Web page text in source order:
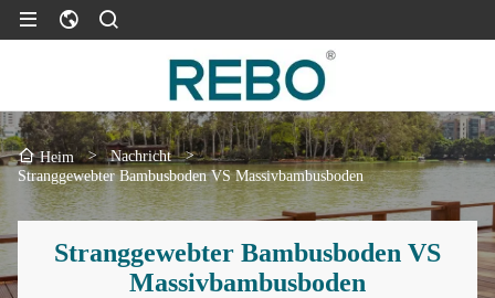
Heim > Nachricht
>
Stranggewebter Bambusboden VS Massivbambusboden
Stranggewebter Bambusboden VS
Massivbambusboden